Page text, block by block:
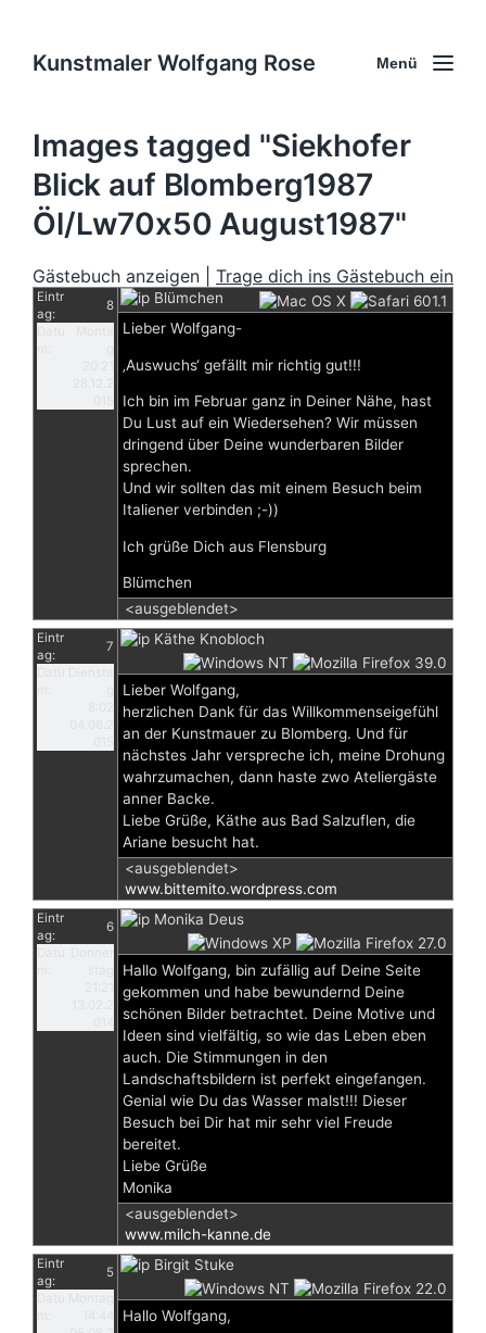
Kunstmaler Wolfgang Rose Menü
Images tagged "Siekhofer
Blick auf Blomberg1987
Öl/Lw70x50 August1987"
Gästebuch anzeigen | Trage dich ins Gästebuch ein
Eintr
ag:
8
Blümchen
Lieber Wolfgang-
‚Auswuchs‘ gefällt mir richtig gut!!!
Ich bin im Februar ganz in Deiner Nähe, hast
Du Lust auf ein Wiedersehen? Wir müssen
dringend über Deine wunderbaren Bilder
sprechen.
Und wir sollten das mit einem Besuch beim
Italiener verbinden ;-))
Ich grüße Dich aus Flensburg
Blümchen
<ausgeblendet>
Eintr
ag:
7
Käthe Knobloch
Lieber Wolfgang,
herzlichen Dank für das Willkommenseigefühl
an der Kunstmauer zu Blomberg. Und für
nächstes Jahr verspreche ich, meine Drohung
wahrzumachen, dann haste zwo Ateliergäste
anner Backe.
Liebe Grüße, Käthe aus Bad Salzuflen, die
Ariane besucht hat.
<ausgeblendet>
www.bittemito.wordpress.com
Eintr
ag:
6
Monika Deus
Hallo Wolfgang, bin zufällig auf Deine Seite
gekommen und habe bewundernd Deine
schönen Bilder betrachtet. Deine Motive und
Ideen sind vielfältig, so wie das Leben eben
auch. Die Stimmungen in den
Landschaftsbildern ist perfekt eingefangen.
Genial wie Du das Wasser malst!!! Dieser
Besuch bei Dir hat mir sehr viel Freude
bereitet.
Liebe Grüße
Monika
<ausgeblendet>
www.milch-kanne.de
Eintr
ag:
5
Birgit Stuke
Hallo Wolfgang,